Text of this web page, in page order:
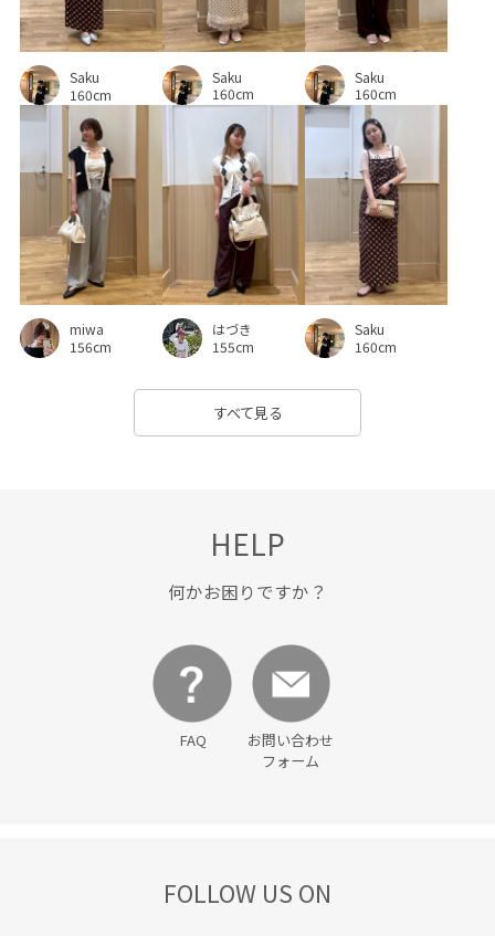
デザインがポイント デニムスタイル デニム生地
トレンド ニット ハイウエスト バランスが良い
パンツにもスカートにも パンプス フェミニン
フォーマル フォーマルシーン フレンチスリーブ
ブラウス ベーシック ペプラム
ボリューム感 ポケット付き ポリエステル
レイヤードデザイン レザー調 ローウエスト
ローファー ワイドシルエット ワイドパンツ
ワンピース 上品 下着
入園式 卒園式入学式
脚長効果 薄手 軽快
長財布 靴下
Saku
160cm
Saku
160cm
Saku
160cm
miwa
156cm
はづき
155cm
Saku
160cm
すべて見る
HELP
何かお困りですか？
FAQ
お問い合わせ
フォーム
FOLLOW US ON